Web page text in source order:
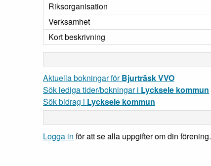
Riksorganisation
Verksamhet
Kort beskrivning
Aktuella bokningar förBjurträsk VVO
Sök lediga tider/bokningar i Lycksele kommun
Sök bidrag i Lycksele kommun
Logga in för att se alla uppgifter om din förening.